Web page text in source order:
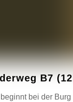
B7
bei der